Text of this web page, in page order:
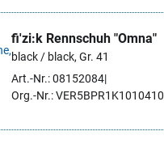
fi'zi:k Rennschuh "Omna"
black / black, Gr. 41
Art.-Nr.: 08152084
Org.-Nr.: VER5BPR1K1010410